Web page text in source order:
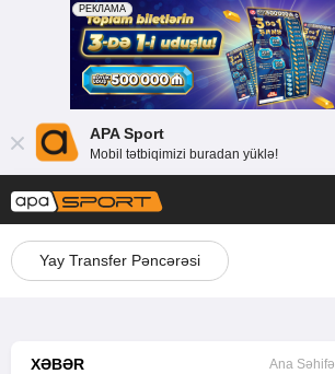
APA Sport
Mobil tətbiqimizi buradan yüklə!
Yay Transfer Pəncərəsi
XƏBƏR Ana Səhifə